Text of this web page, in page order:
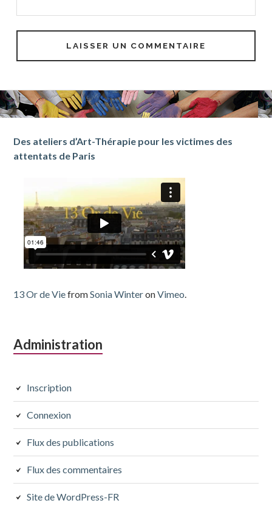
Barre
latérale
subsidiaire
Des ateliers d’Art-Thérapie pour les victimes des
attentats de Paris
13 Or de ViefromSonia WinteronVimeo
Administration
Inscription
Connexion
Flux des publications
Flux des commentaires
Site de WordPress-FR